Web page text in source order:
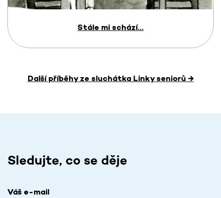
Stále mi schází...
Další příběhy ze sluchátka Linky seniorů →
Sledujte, co se děje
Váš e-mail